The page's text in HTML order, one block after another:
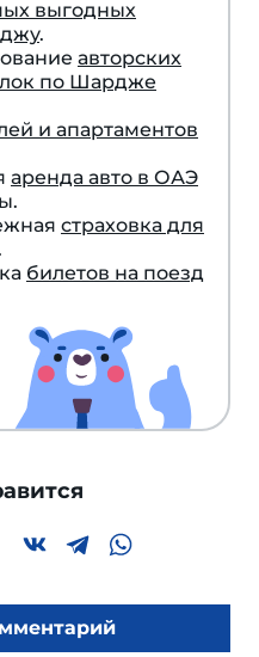
выгодных
.
авторских
по Шардже
и апартаментов
аренда авто в ОАЭ
страховка для
билетов на поезд